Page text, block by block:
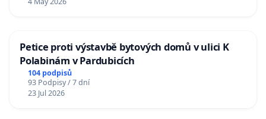
Petice proti výstavbě bytových domů v ulici K
Polabinám v Pardubicích
104 podpisů
93 Podpisy / 7 dní
23 Jul 2026